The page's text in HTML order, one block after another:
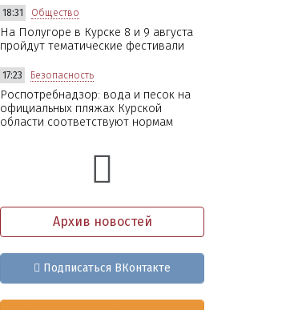
18:31 Общество
На Полугоре в Курске 8 и 9 августа
пройдут тематические фестивали
17:23 Безопасность
Роспотребнадзор: вода и песок на
официальных пляжах Курской
области соответствуют нормам
Архив новостей
Подписаться ВКонтакте